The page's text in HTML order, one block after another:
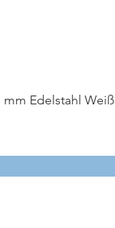
mm Edelstahl Weiß